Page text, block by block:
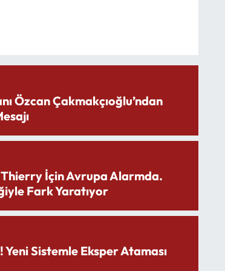
Özcan Çakmakçıoğlu’ndan
Thierry İçin Avrupa Alarmda.
Fark Yaratıyor
Sistemle Eksper Ataması